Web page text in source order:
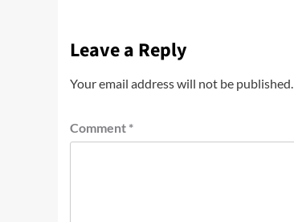
Leave a Reply
Your email address will not be published.
Comment *